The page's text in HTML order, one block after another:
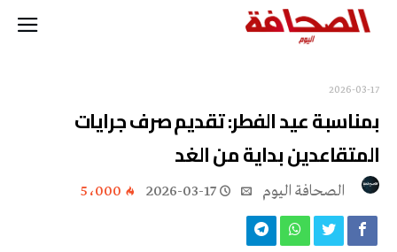
2026-03-17
بمناسبة عيد الفطر: تقديم صرف جرايات
المتقاعدين بداية من الغد
2026-03-17 5٬000